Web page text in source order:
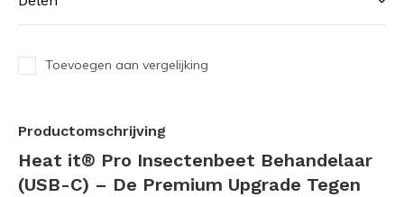
Toevoegen aan vergelijking
Productomschrijving
Heat it® Pro Insectenbeet Behandelaar
(USB-C) – De Premium Upgrade Tegen